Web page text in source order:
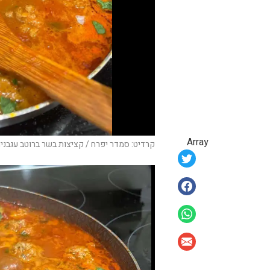
Array קרדיט: סמדר יפרח / קציצות בשר ברוטב